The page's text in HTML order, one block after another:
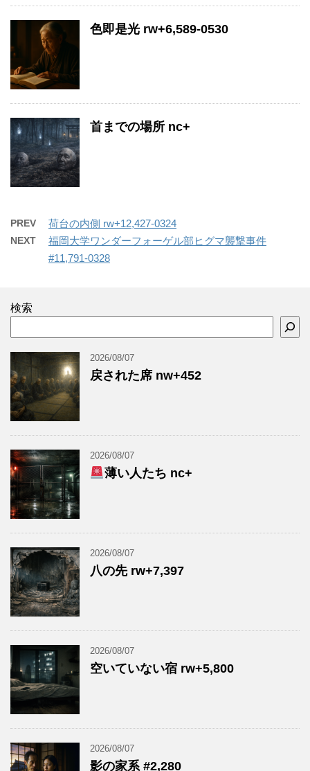
色即是光 rw+6,589-0530
首までの場所 nc+
PREV 荷台の内側 rw+12,427-0324
NEXT
福岡大学ワンダーフォーゲル部ヒグマ襲撃事件
#11,791-0328
検索
2026/08/07
戻された席 nw+452
2026/08/07
薄い人たち nc+
2026/08/07
八の先 rw+7,397
2026/08/07
空いていない宿 rw+5,800
2026/08/07
影の家系 #2,280